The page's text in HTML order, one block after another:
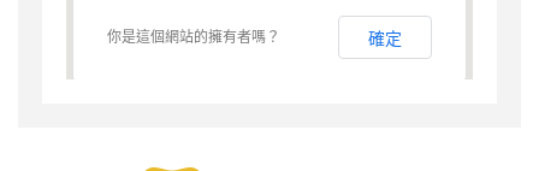
你是這個網站的擁有者嗎？ 確定